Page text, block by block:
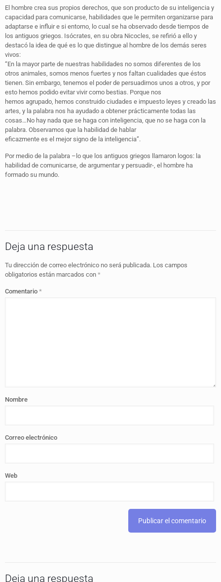
El hombre crea sus propios derechos, que son producto de su inteligencia y
capacidad para comunicarse, habilidades que le permiten organizarse para
adaptarse e influir e si entorno, lo cual se ha observado desde tiempos de
los antiguos griegos. Isócrates, en su obra Nicocles, se refirió a ello y
destacó la idea de qué es lo que distingue al hombre de los demás seres
vivos:
“En la mayor parte de nuestras habilidades no somos diferentes de los
otros animales, somos menos fuertes y nos faltan cualidades que éstos
tienen. Sin embargo, tenemos el poder de persuadirnos unos a otros, y por
esto hemos podido evitar vivir como bestias. Porque nos
hemos agrupado, hemos construido ciudades e impuesto leyes y creado las
artes, y la palabra nos ha ayudado a obtener prácticamente todas las
cosas…No hay nada que se haga con inteligencia, que no se haga con la
palabra. Observamos que la habilidad de hablar
eficazmente es el mejor signo de la inteligencia”.
Por medio de la palabra –lo que los antiguos griegos llamaron logos: la
habilidad de comunicarse, de argumentar y persuadir-, el hombre ha
formado su mundo.
Deja una respuesta
Tu dirección de correo electrónico no será publicada. Los campos
obligatorios están marcados con *
Comentario *
Nombre
Correo electrónico
Web
Deja una respuesta